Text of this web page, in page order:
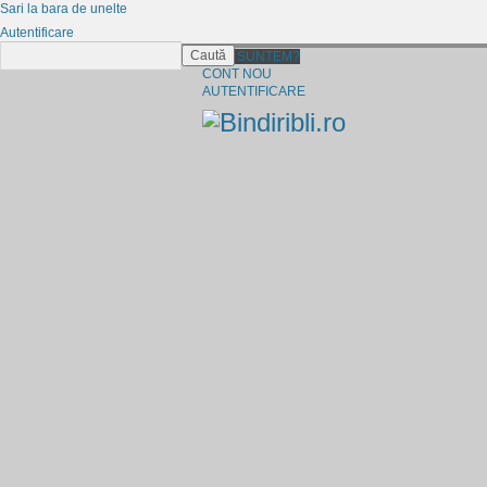
CINE SUNTEM?
CONT NOU
AUTENTIFICARE
Sari la bara de unelte
Autentificare
Caută